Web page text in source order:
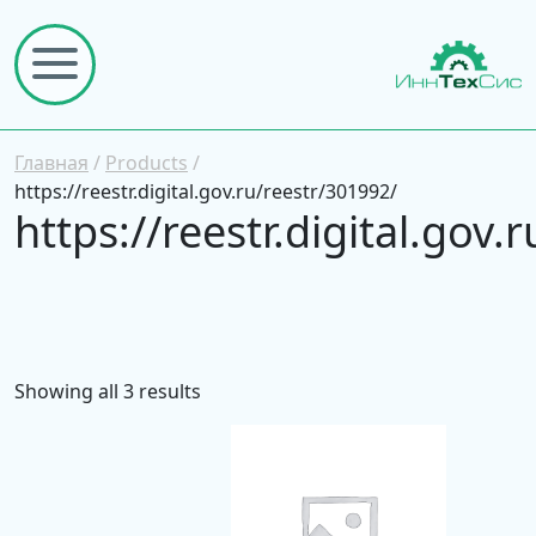
Главная / Products /
https://reestr.digital.gov.ru/reestr/301992/
https://
Showing all 3 results